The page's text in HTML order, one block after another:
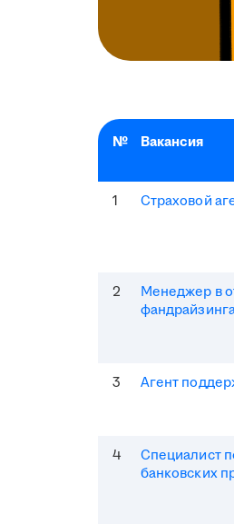
№ Вакансия
1 Страховой
2
Менеджер в
3 Агент
4
Специалист
банковских